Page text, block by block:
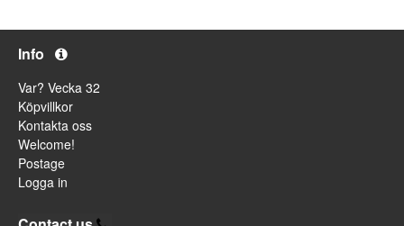
Info
Var? Vecka 32
Köpvillkor
Kontakta oss
Welcome!
Postage
Logga in